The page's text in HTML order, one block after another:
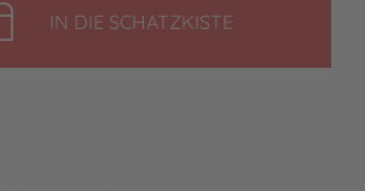
IN DIE SCHATZKISTELEGEN